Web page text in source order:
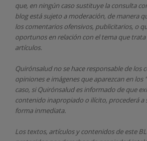
que, en ningún caso sustituye la consulta
blog está sujeto a moderación, de manera
los comentarios ofensivos, publicitarios, o
oportunos en relación con el tema que trata
artículos.
Quirónsaludno se hace responsable de los
opiniones e imágenes que aparezcan en los
caso, si Quirónsaludes informado de que
contenido inapropiado o ilícito, procederá a
forma inmediata.
Los textos, artículos y contenidos de este